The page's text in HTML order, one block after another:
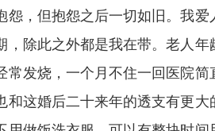
怨，但抱怨之后一切如旧。我
，除此之外都是我在带。老人
常发烧，一个月不住一回医院
和这婚后二十来年的透支有更